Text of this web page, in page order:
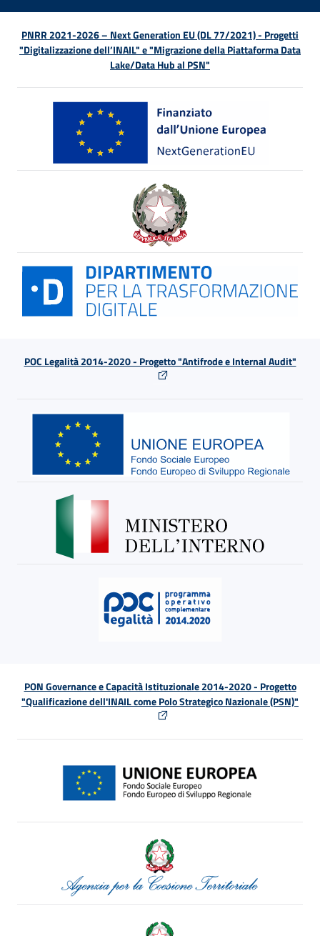
PNRR 2021-2026 – Next Generation EU (DL 77/2021) - Progetti
"Digitalizzazione dell’INAIL" e "Migrazione della Piattaforma Data
Lake/Data Hub al PSN"
POC Legalità 2014-2020 - Progetto "Antifrode e Internal Audit"
PON Governance e Capacità Istituzionale 2014-2020 - Progetto
"Qualificazione dell'INAIL come Polo Strategico Nazionale (PSN)"